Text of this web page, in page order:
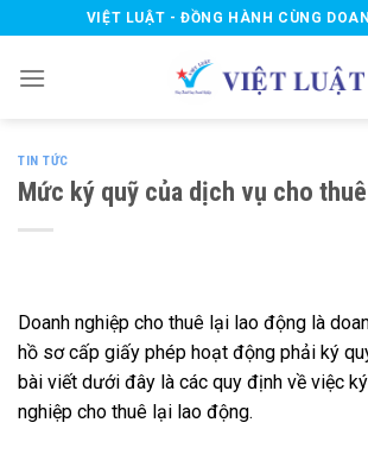
to
content
VIỆT LUẬT - ĐỒNG HÀNH CÙNG
TIN TỨC
Mức ký quỹ của dịch vụ cho
Doanh nghiệp cho thuê lại lao động là
hồ sơ cấp giấy phép hoạt động phải ký
bài viết dưới đây là các quy định về việc
nghiệp cho thuê lại lao động.